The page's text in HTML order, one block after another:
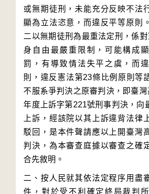
或無期徒刑，未能充分反映不法
顯為立法恣意，而違反平等原則
二以無期徒刑為最重法定刑，係
身自由最嚴重限制，可能構成
罰，有導致情法失平之虞，而
則，違反憲法第23條比例原則等
不服系爭判決之原審判決，即臺
年度上訴字第221號刑事判決，向
上訴，經該院以其上訴違背法律
駁回，是本件聲請應以上開臺灣
判決，為本審查庭據以審查之確
二、按人民就其依法定程序用盡
件，對於受不利確定終局裁判